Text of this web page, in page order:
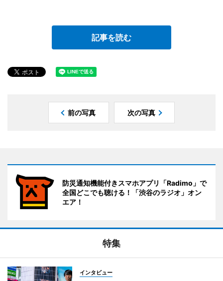
記事を読む
前の写真 次の写真
防災通知機能付きスマホアプリ「Radimo」で
全国どこでも聴ける！「渋谷のラジオ」オン
エア！
特集
インタビュー